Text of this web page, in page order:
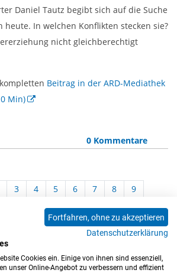
Daniel Tautz begibt sich auf die Suche
heute. In welchen Konflikten stecken sie?
nicht gleichberechtigt
Beitrag in der ARD-Mediathek
Min)
0 Kommentare
3 4 5 6 7 8
9
15 16 17
18
24 25 26
27
31
Fortfahren, ohne zu akzeptieren
Datenschutzerklärung
Cookies ein. Einige von ihnen sind essenziell,
unser Online-Angebot zu verbessern und effizient